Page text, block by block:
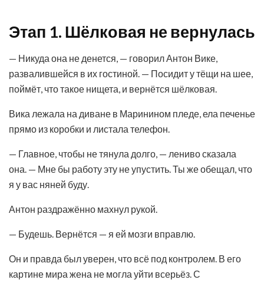
Этап 1. Шёлковая не вернулась
— Никуда она не денется, — говорил Антон Вике,
развалившейся в их гостиной. — Посидит у тёщи на шее,
поймёт, что такое нищета, и вернётся шёлковая.
Вика лежала на диване в Маринином пледе, ела печенье
прямо из коробки и листала телефон.
— Главное, чтобы не тянула долго, — лениво сказала
она. — Мне бы работу эту не упустить. Ты же обещал, что
я у вас няней буду.
Антон раздражённо махнул рукой.
— Будешь. Вернётся — я ей мозги вправлю.
Он и правда был уверен, что всё под контролем. В его
картине мира жена не могла уйти всерьёз. С